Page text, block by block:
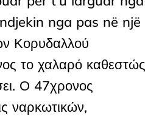
nga pas në një
Κορυδαλλού
το χαλαρό καθεστώς
Ο 47χρονος
ναρκωτικών,